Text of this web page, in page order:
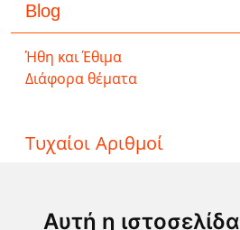
Αυτή η ιστοσελίδα
Blog
Ήθη και Έθιμα
Διάφορα θέματα
Τυχαίοι Αριθμοί
ΛΟΤΤΟ